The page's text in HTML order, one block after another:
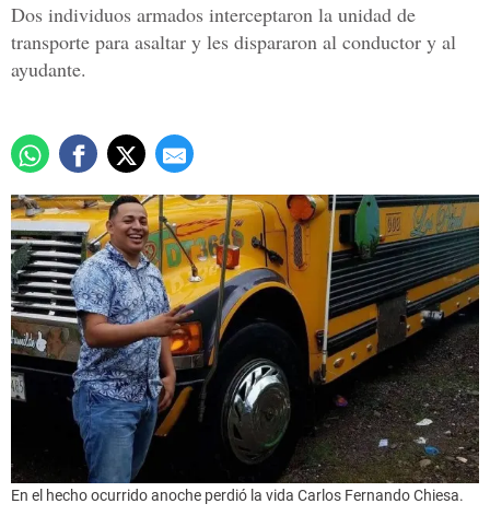
Dos individuos armados interceptaron la unidad de
transporte para asaltar y les dispararon al conductor y al
ayudante.
En el hecho ocurrido anoche perdió la vida Carlos Fernando Chiesa.